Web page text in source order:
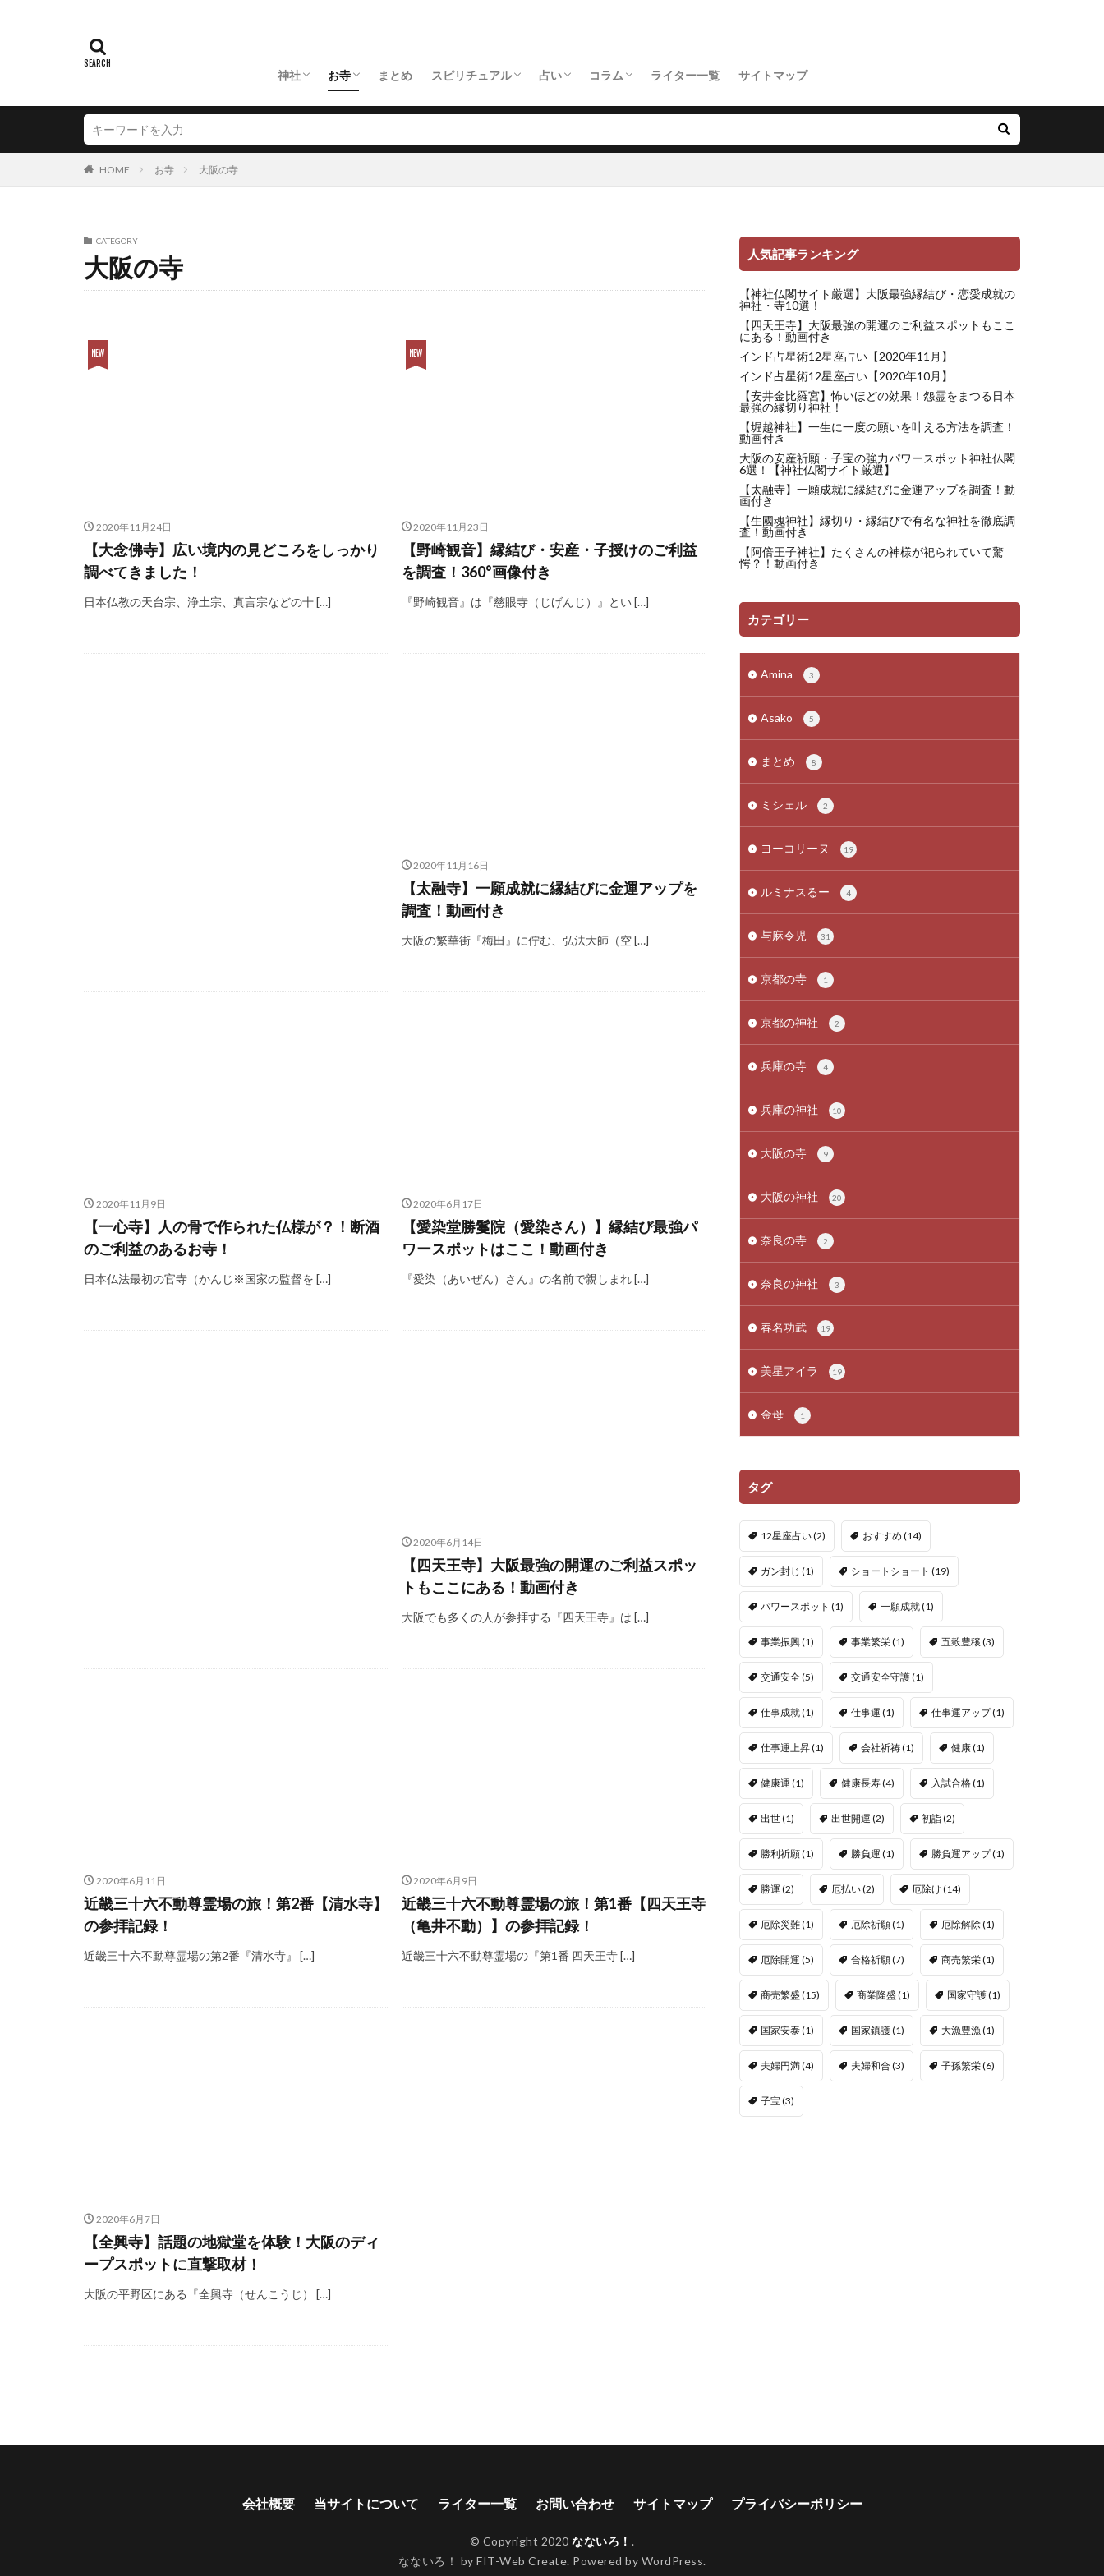
神社
大阪の神社
京都の神社
兵庫の神社
奈良の神社
お寺
大阪の寺
京都の寺
兵庫の寺
奈良の寺
まとめ スピリチュアル
Amina
ルミナスるー
Asako
金母
占い
ヨーコリーヌ
美星アイラ
ミシェル
コラム
春名功武
与麻令児
ライター一覧 サイトマップ
HOME お寺 大阪の寺
CATEGORY
大阪の寺
2020年11月24日
【大念佛寺】広い境内の見どころをしっかり
調べてきました！
日本仏教の天台宗、浄土宗、真言宗などの十 […]
2020年11月23日
【野崎観音】縁結び・安産・子授けのご利益
を調査！360°画像付き
『野崎観音』は『慈眼寺（じげんじ）』とい […]
2020年11月16日
【太融寺】一願成就に縁結びに金運アップを
調査！動画付き
大阪の繁華街『梅田』に佇む、弘法大師（空 […]
2020年11月9日
【一心寺】人の骨で作られた仏様が？！断酒
のご利益のあるお寺！
日本仏法最初の官寺（かんじ※国家の監督を […]
2020年6月17日
【愛染堂勝鬘院（愛染さん）】縁結び最強パ
ワースポットはここ！動画付き
『愛染（あいぜん）さん』の名前で親しまれ […]
2020年6月14日
【四天王寺】大阪最強の開運のご利益スポッ
トもここにある！動画付き
大阪でも多くの人が参拝する『四天王寺』は […]
2020年6月11日
近畿三十六不動尊霊場の旅！第2番【清水寺】
の参拝記録！
近畿三十六不動尊霊場の第2番『清水寺』 […]
2020年6月9日
近畿三十六不動尊霊場の旅！第1番【四天王寺
（亀井不動）】の参拝記録！
近畿三十六不動尊霊場の『第1番 四天王寺 […]
2020年6月7日
【全興寺】話題の地獄堂を体験！大阪のディ
ープスポットに直撃取材！
大阪の平野区にある『全興寺（せんこうじ） […]
人気記事ランキング
【神社仏閣サイト厳選】大阪最強縁結び・恋愛成就の
神社・寺10選！
【四天王寺】大阪最強の開運のご利益スポットもここ
にある！動画付き
インド占星術12星座占い【2020年11月】
インド占星術12星座占い【2020年10月】
【安井金比羅宮】怖いほどの効果！怨霊をまつる日本
最強の縁切り神社！
【堀越神社】一生に一度の願いを叶える方法を調査！
動画付き
大阪の安産祈願・子宝の強力パワースポット神社仏閣
6選！【神社仏閣サイト厳選】
【太融寺】一願成就に縁結びに金運アップを調査！動
画付き
【生國魂神社】縁切り・縁結びで有名な神社を徹底調
査！動画付き
【阿倍王子神社】たくさんの神様が祀られていて驚
愕？！動画付き
カテゴリー
Amina 3
Asako 5
まとめ 8
ミシェル 2
ヨーコリーヌ 19
ルミナスるー 4
与麻令児 31
京都の寺 1
京都の神社 2
兵庫の寺 4
兵庫の神社 10
大阪の寺 9
大阪の神社 20
奈良の寺 2
奈良の神社 3
春名功武 19
美星アイラ 19
金母 1
タグ
12星座占い(2) おすすめ (14)
ガン封じ (1) ショートショート (19)
パワースポット (1) 一願成就(1)
事業振興(1) 事業繁栄(1) 五穀豊穣 (3)
交通安全(5) 交通安全守護(1)
仕事成就(1) 仕事運 (1) 仕事運アップ(1)
仕事運上昇(1) 会社祈祷(1) 健康(1)
健康運 (1) 健康長寿(4) 入試合格(1)
出世(1) 出世開運 (2) 初詣(2)
勝利祈願(1) 勝負運 (1) 勝負運アップ(1)
勝運 (2) 厄払い(2) 厄除け (14)
厄除災難(1) 厄除祈願(1) 厄除解除(1)
厄除開運 (5) 合格祈願(7) 商売繁栄(1)
商売繁盛 (15) 商業隆盛 (1) 国家守護(1)
国家安泰(1) 国家鎮護(1) 大漁豊漁 (1)
夫婦円満(4) 夫婦和合(3) 子孫繁栄(6)
子宝 (3)
会社概要 当サイトについて ライター一覧 お問い合わせ サイトマップ プライバシーポリシー
© Copyright 2020なないろ！ .
なないろ！ by FIT-Web Create. Powered by WordPress.